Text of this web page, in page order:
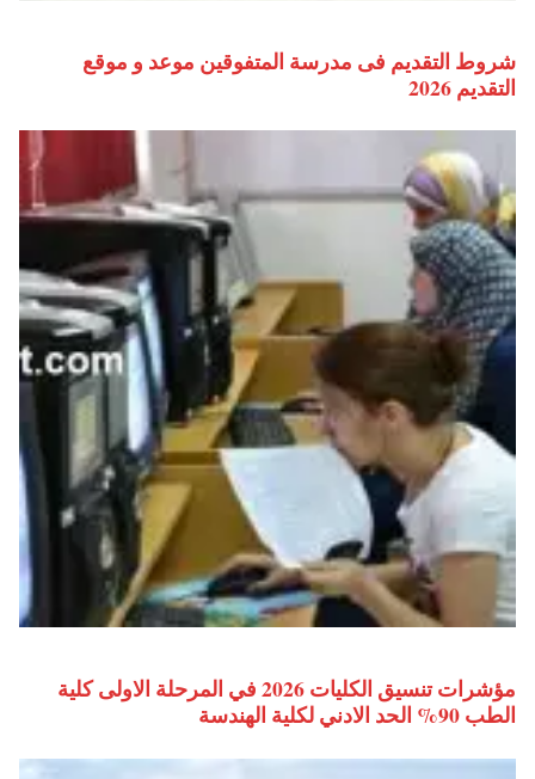
شروط التقديم فى مدرسة المتفوقين موعد و موقع
التقديم 2026
مؤشرات تنسيق الكليات 2026 في المرحلة الاولى كلية
الطب 90% الحد الادني لكلية الهندسة